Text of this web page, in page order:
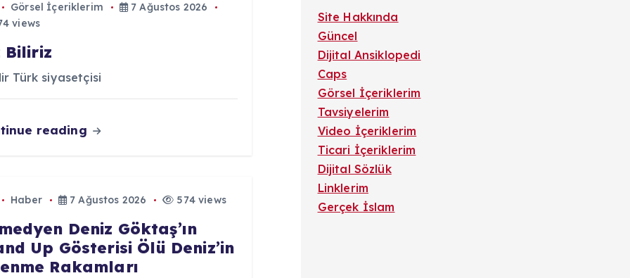
Görsel İçeriklerim
7 Ağustos 2026
views
Biliriz
Türk siyasetçisi
reading
Haber 7 Ağustos 2026 574 views
Deniz Göktaş’ın
Up Gösterisi Ölü Deniz’in
Rakamları
Site Hakkında
Güncel
Dijital Ansiklopedi
Caps
Görsel İçeriklerim
Tavsiyelerim
Video İçeriklerim
Ticari İçeriklerim
Dijital Sözlük
Linklerim
Gerçek İslam